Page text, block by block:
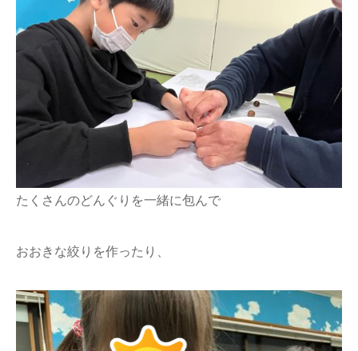
たくさんのどんぐりを一緒に包んで
おおきな絞りを作ったり、